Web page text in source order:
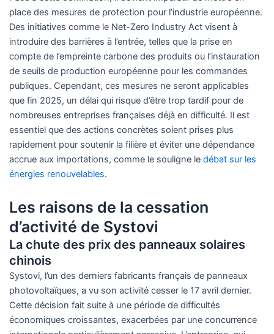
place des mesures de protection pour l’industrie européenne.
Des initiatives comme le Net-Zero Industry Act visent à
introduire des barrières à l’entrée, telles que la prise en
compte de l’empreinte carbone des produits ou l’instauration
de seuils de production européenne pour les commandes
publiques. Cependant, ces mesures ne seront applicables
que fin 2025, un délai qui risque d’être trop tardif pour de
nombreuses entreprises françaises déjà en difficulté. Il est
essentiel que des actions concrètes soient prises plus
rapidement pour soutenir la filière et éviter une dépendance
accrue aux importations, comme le souligne le débat sur les
énergies renouvelables.
Les raisons de la cessation
d’activité de Systovi
La chute des prix des panneaux solaires
chinois
Systovi, l’un des derniers fabricants français de panneaux
photovoltaïques, a vu son activité cesser le 17 avril dernier.
Cette décision fait suite à une période de difficultés
économiques croissantes, exacerbées par une concurrence